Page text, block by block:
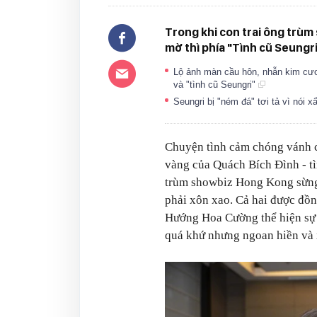
Trong khi con trai ông trùm
mờ thì phía "Tình cũ
Lộ ảnh màn cầu hôn, nhẫn kim
và "tình cũ Seungri"
Seungri bị "ném đá" tơi tả vì nói
Chuyện tình cảm chóng vánh
vàng của Quách Bích Đình -
trùm showbiz Hong Kong
phải xôn xao. Cả hai được
Hướng Hoa Cường thể hiện
quá khứ nhưng ngoan hiền